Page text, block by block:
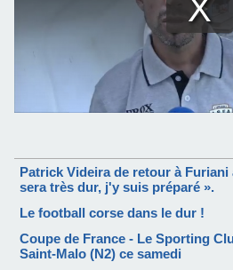
Patrick Videira de retour à Furiani
sera très dur, j'y suis préparé ».
Le football corse dans le dur !
Coupe de France - Le Sporting
Saint-Malo (N2) ce samedi